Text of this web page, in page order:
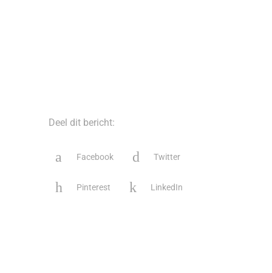
Deel dit bericht:
Facebook Twitter
Pinterest LinkedIn